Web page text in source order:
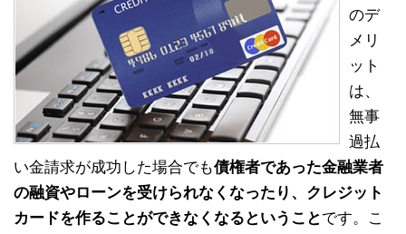
のデ
メリ
ット
は、
無事
過払
い金請求が成功した場合でも債権者であった金融業者
の融資やローンを受けられなくなったり、クレジット
カードを作ることができなくなるということです。こ